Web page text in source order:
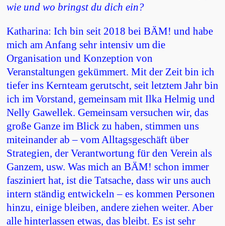
wie und wo bringst du dich ein?
Katharina: Ich bin seit 2018 bei BÄM! und habe
mich am Anfang sehr intensiv um die
Organisation und Konzeption von
Veranstaltungen gekümmert. Mit der Zeit bin ich
tiefer ins Kernteam gerutscht, seit letztem Jahr bin
ich im Vorstand, gemeinsam mit Ilka Helmig und
Nelly Gawellek. Gemeinsam versuchen wir, das
große Ganze im Blick zu haben, stimmen uns
miteinander ab – vom Alltagsgeschäft über
Strategien, der Verantwortung für den Verein als
Ganzem, usw. Was mich an BÄM! schon immer
fasziniert hat, ist die Tatsache, dass wir uns auch
intern ständig entwickeln – es kommen Personen
hinzu, einige bleiben, andere ziehen weiter. Aber
alle hinterlassen etwas, das bleibt. Es ist sehr